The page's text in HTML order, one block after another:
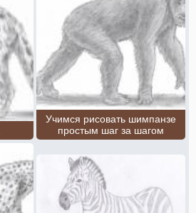
Учимся рисовать шимпанзе
простым шаг за шагом